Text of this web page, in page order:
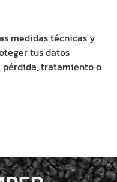
medidas técnicas y
tus datos
pérdida, tratamiento o